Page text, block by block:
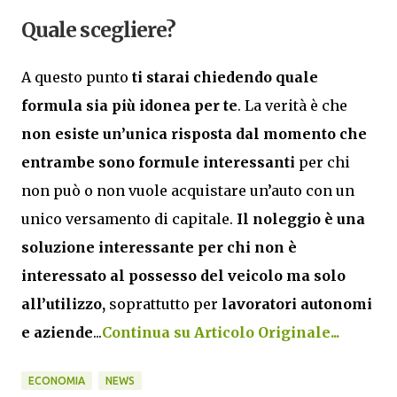
Quale scegliere?
A questo punto ti starai chiedendo quale
formula sia più idonea per te. La verità è che
non esiste un’unica risposta dal momento che
entrambe sono formule interessanti per chi
non può o non vuole acquistare un’auto con un
unico versamento di capitale. Il noleggio è una
soluzione interessante per chi non è
interessato al possesso del veicolo ma solo
all’utilizzo, soprattutto per lavoratori autonomi
e aziende...Continua su Articolo Originale...
ECONOMIA NEWS